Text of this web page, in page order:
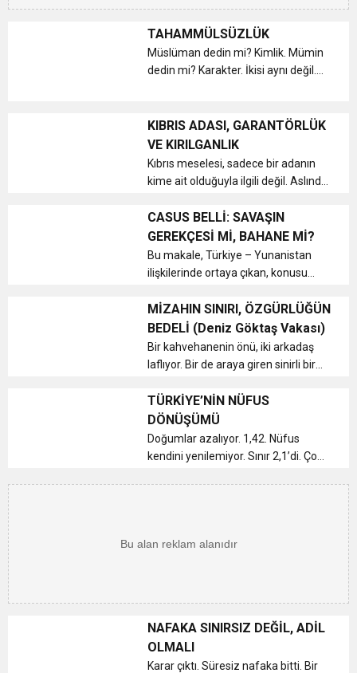
TAHAMMÜLSÜZLÜK
Müslüman dedin mi? Kimlik. Mümin
dedin mi? Karakter. İkisi aynı değil.
anlamıyorlar. Ya da anlamak
istemiyorlar. Hangisi daha acı? Bir
kadın h...
KIBRIS ADASI, GARANTÖRLÜK
VE KIRILGANLIK
Kıbrıs meselesi, sadece bir adanın
kime ait olduğuyla ilgili değil. Aslında
Türkiye’nin kendini nasıl
konumlandırdığını ve iki toplumun
bir arada yaşama ihtimalini sor...
CASUS BELLİ: SAVAŞIN
GEREKÇESİ Mİ, BAHANE Mİ?
Bu makale, Türkiye – Yunanistan
ilişkilerinde ortaya çıkan, konusu
ilgilendiren, toplumumuzun genel
manada pek bilgi sahibi olmadığı
“Casus Belli” kavramıyla...
MİZAHIN SINIRI, ÖZGÜRLÜĞÜN
BEDELİ (Deniz Göktaş Vakası)
Bir kahvehanenin önü, iki arkadaş
laflıyor. Bir de araya giren sinirli bir
kahvehanedeyim. Ben: Bak şimdi, şu
Deniz Göktaş olayı var ya…
Komedyen dediğin adam, toplumun
aksa...
TÜRKİYE’NİN NÜFUS
DÖNÜŞÜMÜ
Doğumlar azalıyor. 1,42. Nüfus
kendini yenilemiyor. Sınır 2,1’di. Çok
NAFAKA SINIRSIZ DEĞİL, ADİL
OLMALI
Karar çıktı. Süresiz nafaka bitti. Bir